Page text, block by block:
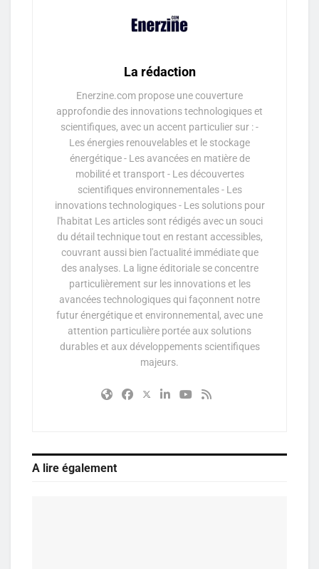
La rédaction
Enerzine.com propose une couverture
approfondie des innovations technologiques et
scientifiques, avec un accent particulier sur : -
Les énergies renouvelables et le stockage
énergétique - Les avancées en matière de
mobilité et transport - Les découvertes
scientifiques environnementales - Les
innovations technologiques - Les solutions pour
l'habitat Les articles sont rédigés avec un souci
du détail technique tout en restant accessibles,
couvrant aussi bien l'actualité immédiate que
des analyses. La ligne éditoriale se concentre
particulièrement sur les innovations et les
avancées technologiques qui façonnent notre
futur énergétique et environnemental, avec une
attention particulière portée aux solutions
durables et aux développements scientifiques
majeurs.
A lire également